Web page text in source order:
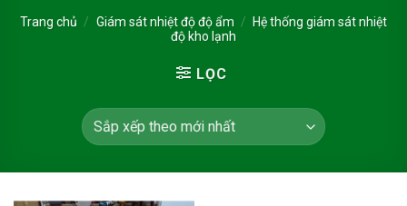
Trang chủ / Giám sát nhiệt độ độ ẩm /
Hệ thống giám sát nhiệt
độ kho lạnh
LỌC